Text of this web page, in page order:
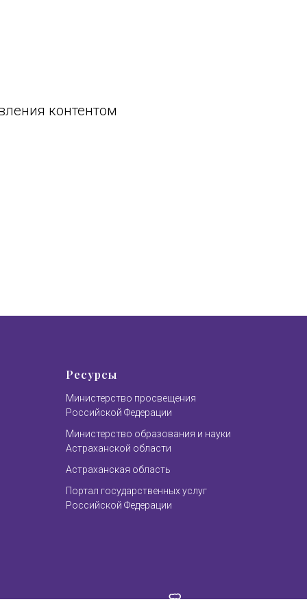
контентом
Ресурсы
Министерство просвещения
Российской Федерации
Министерство образования и науки
Астраханской области
Астраханская область
Портал государственных услуг
Российской Федерации